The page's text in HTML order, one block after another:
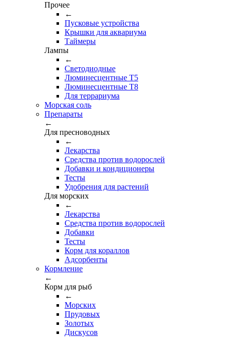
Прочее
←
Пусковые устройства
Крышки для аквариума
Таймеры
Лампы
←
Светодиодные
Люминесцентные Т5
Люминесцентные Т8
Для террариума
Морская соль
Препараты
←
Для пресноводных
←
Лекарства
Средства против водорослей
Добавки и кондиционеры
Тесты
Удобрения для растений
Для морских
←
Лекарства
Средства против водорослей
Добавки
Тесты
Корм для кораллов
Адсорбенты
Кормление
←
Корм для рыб
←
Морских
Прудовых
Золотых
Дискусов